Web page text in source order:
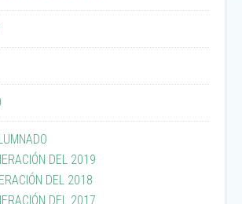
DEL 2019
DEL 2018
DEL 2017